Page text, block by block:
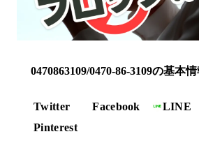
0470863109/0470-86-3109の基本情
Twitter Facebook LINE
Pinterest